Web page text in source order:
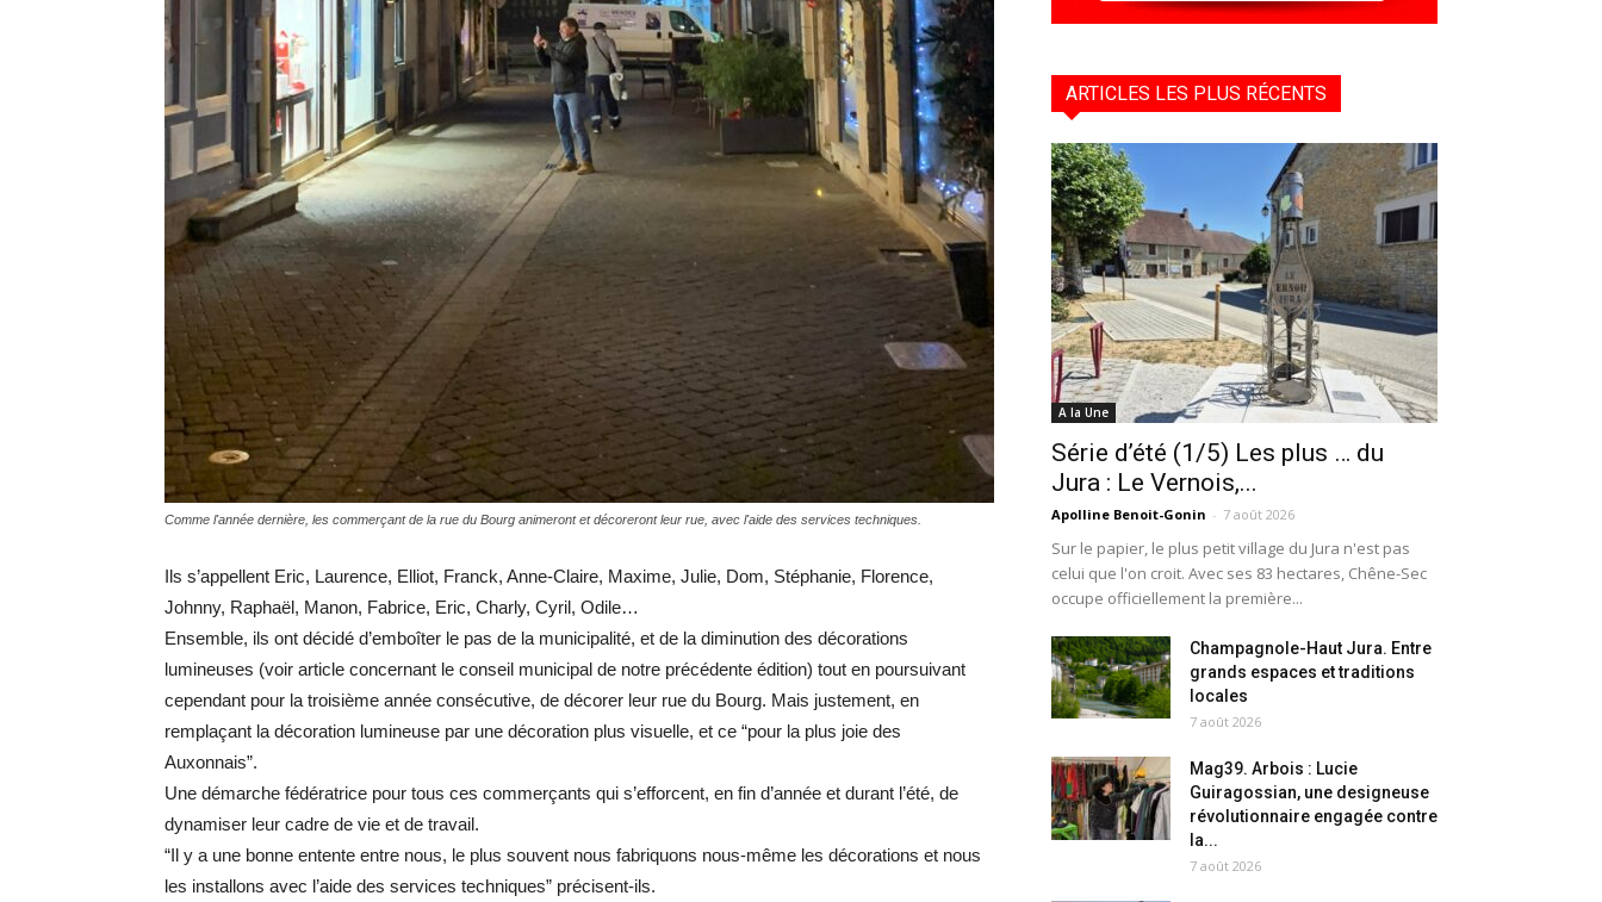
Comme l'année dernière, les commerçant de la rue du Bourg animeront et décoreront leur rue, avec l'aide des services techniques.
Ils s’appellent Eric, Laurence, Elliot, Franck, Anne-Claire, Maxime, Julie, Dom, Stéphanie, Florence,
Johnny, Raphaël, Manon, Fabrice, Eric, Charly, Cyril, Odile…
Ensemble, ils ont décidé d’emboîter le pas de la municipalité, et de la diminution des décorations
lumineuses (voir article concernant le conseil municipal de notre précédente édition) tout en poursuivant
cependant pour la troisième année consécutive, de décorer leur rue du Bourg. Mais justement, en
remplaçant la décoration lumineuse par une décoration plus visuelle, et ce “pour la plus joie des
Auxonnais”.
Une démarche fédératrice pour tous ces commerçants qui s’efforcent, en fin d’année et durant l’été, de
dynamiser leur cadre de vie et de travail.
“Il y a une bonne entente entre nous, le plus souvent nous fabriquons nous-même les décorations et nous
les installons avec l’aide des services techniques” précisent-ils.
ARTICLES LES PLUS RÉCENTS
A la Une
Série d’été (1/5) Les plus … du
Jura : Le Vernois,...
Apolline Benoit-Gonin - 7 août 2026
Sur le papier, le plus petit village du Jura n'est pas
celui que l'on croit. Avec ses 83 hectares, Chêne-Sec
occupe officiellement la première...
Champagnole-Haut Jura. Entre
grands espaces et traditions
locales
7 août 2026
Mag39. Arbois : Lucie
Guiragossian, une designeuse
révolutionnaire engagée contre
la...
7 août 2026